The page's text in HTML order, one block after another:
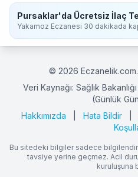
Pursaklar'da Ücretsiz İlaç
Yakamoz Eczanesi 30 dakikada
© 2026 Eczanelik.com.
Veri Kaynağı: Sağlık
(Günlük
Hakkımızda
Hata Bildir
Bu sitedeki bilgiler sadece
tavsiye yerine geçmez. Acil
kuruluşuna